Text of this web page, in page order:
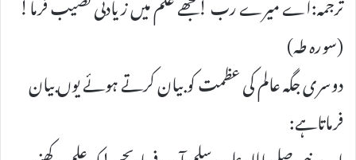
(سورہ طہ)
دوسری جگہ عالم کی عظمت کوبیان کرتے ہوئے یوں بیان
فرماتاہے: